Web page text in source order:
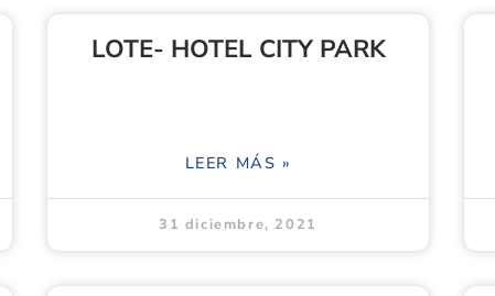
LOTE- HOTEL CITY PARK
LEER MÁS »
31 diciembre, 2021